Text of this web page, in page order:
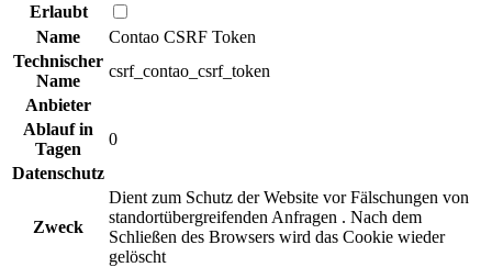
Erlaubt
Name
Contao CSRF Token
Technischer
Name
csrf_contao_csrf_token
Anbieter
Ablauf in
Tagen
0
Datenschutz
Zweck
Dient zum Schutz der Website vor Fälschungen von
standortübergreifenden Anfragen . Nach dem
Schließen des Browsers wird das Cookie wieder
gelöscht